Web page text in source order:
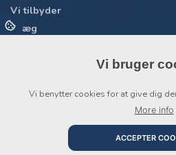
Vi tilbyder
Kvæg
Book besøg
Vi bruger
Vi benytter cookies for at give dig
More info
ACCEPTER